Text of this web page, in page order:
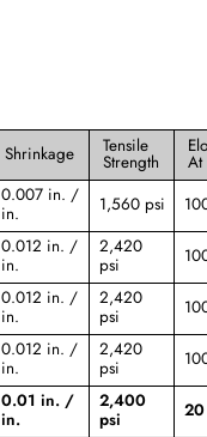
Shrinkage Tensile
Strength
At
0.007 in. /
in.
1,560 psi
0.012 in. /
in.
2,420
psi
0.012 in. /
in.
2,420
psi
0.012 in. /
in.
2,420
psi
0.01 in. /
in.
2,400
psi